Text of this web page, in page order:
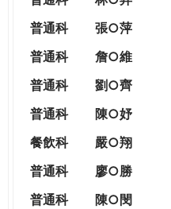
WAGOR
TODAY
WORLD
TOMORROW
普通科
張○萍
普通科
詹○維
普通科
劉○齊
普通科
陳○妤
餐飲科
嚴○翔
普通科
廖○勝
普通科
陳○閔